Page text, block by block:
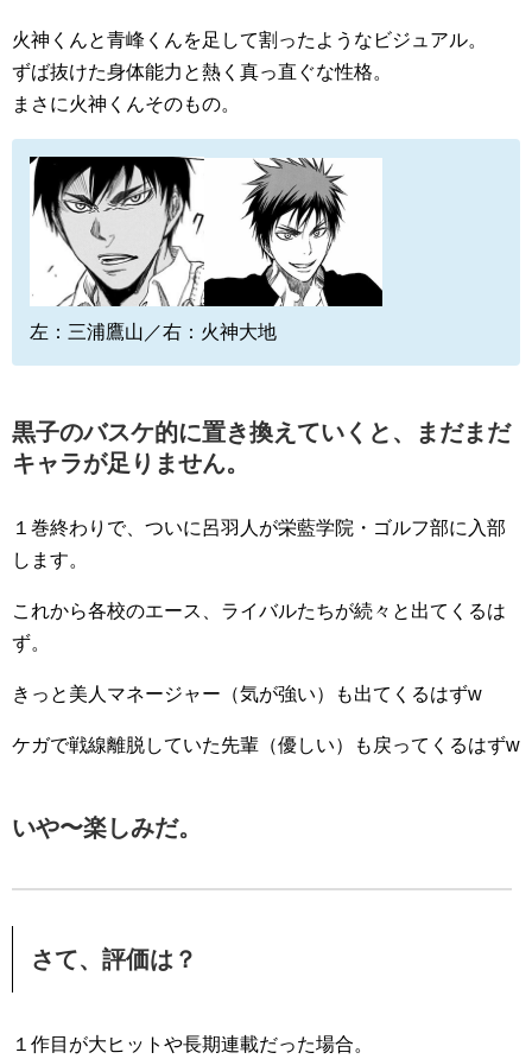
火神くんと青峰くんを足して割ったようなビジュアル。
ずば抜けた身体能力と熱く真っ直ぐな性格。
まさに火神くんそのもの。
左：三浦鷹山／右：火神大地
黒子のバスケ的に置き換えていくと、まだまだ
キャラが足りません。
１巻終わりで、ついに呂羽人が栄藍学院・ゴルフ部に入部
します。
これから各校のエース、ライバルたちが続々と出てくるは
ず。
きっと美人マネージャー（気が強い）も出てくるはずw
ケガで戦線離脱していた先輩（優しい）も戻ってくるはずw
いや〜楽しみだ。
さて、評価は？
１作目が大ヒットや長期連載だった場合。